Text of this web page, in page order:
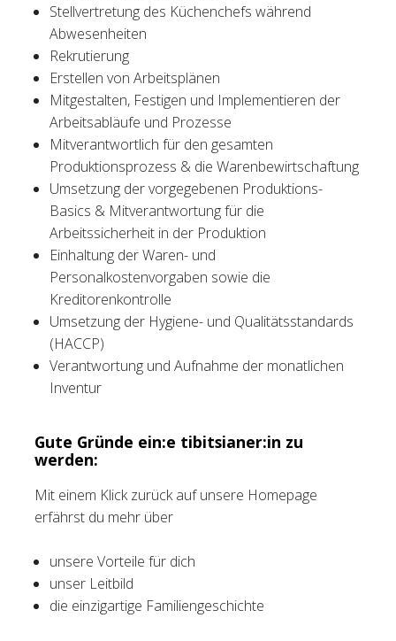
Stellvertretung des Küchenchefs während
Abwesenheiten
Rekrutierung
Erstellen von Arbeitsplänen
Mitgestalten, Festigen und Implementieren der
Arbeitsabläufe und Prozesse
Mitverantwortlich für den gesamten
Produktionsprozess & die Warenbewirtschaftung
Umsetzung der vorgegebenen Produktions-
Basics & Mitverantwortung für die
Arbeitssicherheit in der Produktion
Einhaltung der Waren- und
Personalkostenvorgaben sowie die
Kreditorenkontrolle
Umsetzung der Hygiene- und Qualitätsstandards
(HACCP)
Verantwortung und Aufnahme der monatlichen
Inventur
Gute Gründe ein:e tibitsianer:in zu
werden:
Mit einem Klick zurück auf unsere Homepage
erfährst du mehr über
unsere Vorteile für dich
unser Leitbild
die einzigartige Familiengeschichte